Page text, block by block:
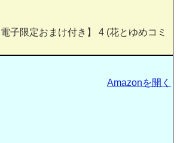
子限定おまけ付き】 4 (花とゆめコミ
Amazonを開く